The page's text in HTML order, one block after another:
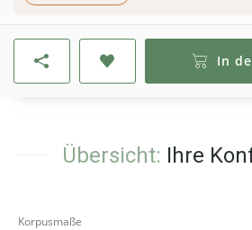
In
Übersicht: Ihre
Korpusmaße